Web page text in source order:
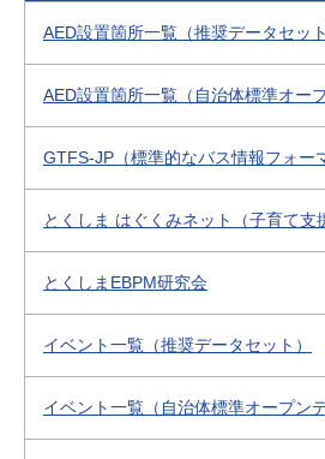
AED設置箇所一覧（推奨データセット
AED設置箇所一覧（自治体標準オー
GTFS-JP（標準的なバス情報フォー
とくしま はぐくみネット（子育て支
とくしまEBPM研究会
イベント一覧（推奨データセット）
イベント一覧（自治体標準オープン